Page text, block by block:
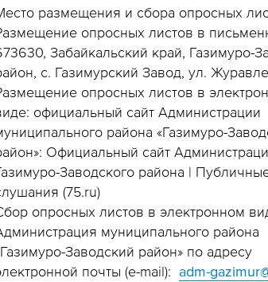
размещения и сбора опросных
опросных листов в
Забайкальский край, Газимуро-
с. Газимурский Завод, ул.
опросных листов в
официальный сайт Администрации
района «Газимуро-
Официальный сайт
Заводского района |
(75.ru)
опросных листов в электронном
муниципального района
Заводский район» по адресу
почты (e-mail): adm-